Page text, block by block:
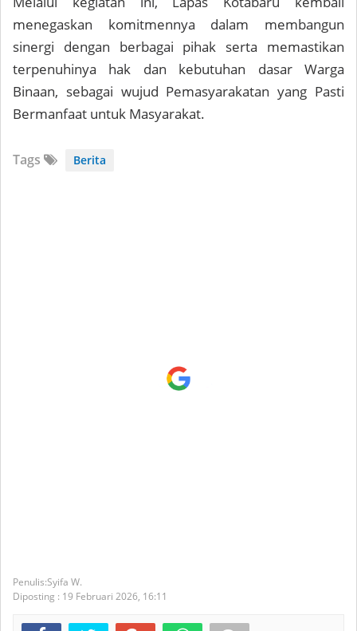
menegaskan komitmennya dalam membangun
sinergi dengan berbagai pihak serta memastikan
terpenuhinya hak dan kebutuhan dasar Warga
Binaan, sebagai wujud Pemasyarakatan yang Pasti
Bermanfaat untuk Masyarakat.
Tags Berita
Syifa W.
Diposting : 19 Februari 2026, 16:11